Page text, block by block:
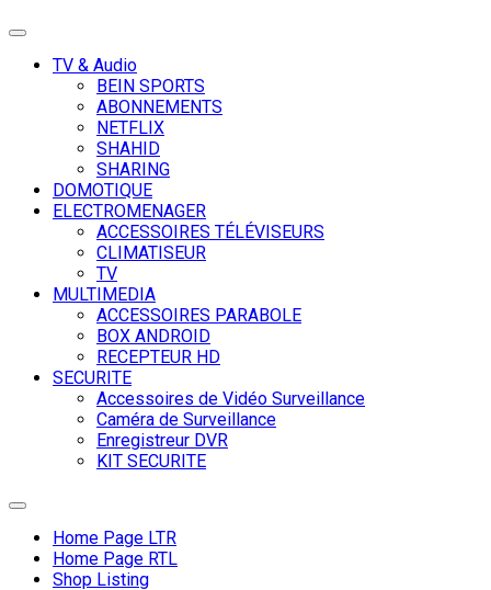
Toggle
navigationTV & Audio
BEIN SPORTS
ABONNEMENTS
NETFLIX
SHAHID
SHARING
DOMOTIQUE
ELECTROMENAGER
ACCESSOIRES TÉLÉVISEURS
CLIMATISEUR
TV
MULTIMEDIA
ACCESSOIRES PARABOLE
BOX ANDROID
RECEPTEUR HD
SECURITE
Accessoires de Vidéo Surveillance
Caméra de Surveillance
Enregistreur DVR
KIT SECURITE
Toggle
navigationHome Page LTR
Home Page RTL
Shop Listing